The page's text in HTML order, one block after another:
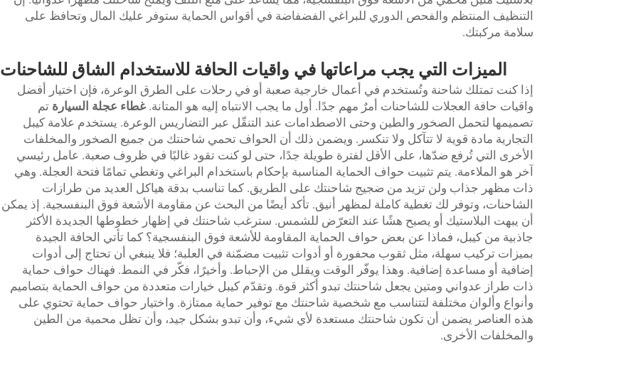
التنظيف المنتظم والفحص الدوري للبراغي الفضفاضة في أقواس الحماية ستوفر عليك المال وتحافظ على
سلامة مركبتك.
الميزات التي يجب مراعاتها في واقيات الحافة للاستخدام الشاق للشاحنات
إذا كنت تمتلك شاحنة وتُستخدم في أعمال خارجية صعبة أو في رحلات على الطرق الوعرة، فإن اختيار أفضل
واقيات حافة العجلات للشاحنات أمرٌ مهم جدًا. أول ما يجب الانتباه إليه هو المتانة. غطاء عجلة السيارة تم
تصميمها لتحمل الصخور والطين وحتى الاصطدامات عند التنقّل عبر التضاريس الوعرة. يستخدم علامة كيبل
التجارية مادة قوية لا تتآكل ولا تنكسر. ويضمن ذلك أن الحواف تحمي شاحنتك من جميع الصخور والمخلفات
الأخرى التي تُرفع ضدّها، على الأقل لفترة طويلة جدًا، حتى لو كنت تقود غالبًا في ظروف صعبة. عامل رئيسي
آخر هو الملاءمة. يتم تثبيت حواف الحماية المناسبة بإحكام باستخدام البراغي وتغطي تمامًا فتحة العجلة. وهي
ذات مظهر جذاب ولن تزيد من ضجيج شاحنتك على الطريق. كما تناسب بدقة هياكل العديد من طرازات
الشاحنات، وتوفر لك تغطية كاملة لمظهر أنيق. تأكد أيضًا من البحث عن مقاومة الأشعة فوق البنفسجية. إذ يمكن
أن يبهت البلاستيك أو يصبح هشًا عند التعرّض للشمس. سترغب شاحنتك في إظهار خطوطها الجديدة الأكثر
جاذبية من كيبل، فماذا عن بعض حواف الحماية المقاومة للأشعة فوق البنفسجية؟ كما تأتي الحافة الجيدة
بميزات تركيب سهلة، مثل ثقوب محفورة أو أدوات تثبيت مضمّنة في العلبة؛ فلا ينبغي أن تحتاج إلى أدوات
إضافية أو مساعدة إضافية. وهذا يوفّر الوقت ويقلل من الإحباط. وأخيرًا، فكّر في النمط. فهناك حواف حماية
ذات طراز عدواني ومتين يجعل شاحنتك تبدو أكثر قوة. وتقدّم كيبل خيارات متعددة من حواف الحماية بتصاميم
وأنواع وألوان مختلفة لتتناسب مع شخصية شاحنتك مع توفير حماية ممتازة. واختيار حواف حماية تحتوي على
هذه العناصر يضمن أن تكون شاحنتك مستعدة لأي شيء، وأن تبدو بشكل جيد، وأن تظل محمية من الطين
والمخلفات الأخرى.